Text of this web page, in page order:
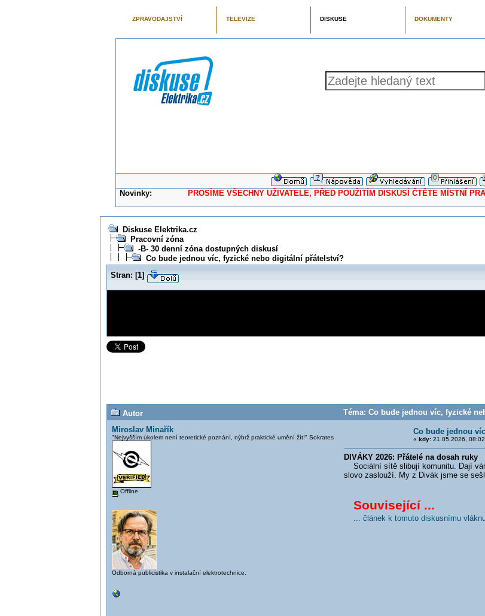
ZPRAVODAJSTVÍ TELEVIZE DISKUSE DOKUMENTY
Novinky: PROSÍME VŠECHNY UŽIVATELE, PŘED POUŽITÍM DISKUSÍ ČTĚTE MÍSTNÍ
Diskuse Elektrika.cz
Pracovní zóna
-B- 30 denní zóna dostupných diskusí
Co bude jednou víc, fyzické nebo digitální přátelství?
Stran: [1]
Autor
Téma: Co bude jednou víc, fyzické
Miroslav Minařík
"Nejvyšším úkolem není teoretické poznání, nýbrž praktické umění žít!" Sokrates
Offline
Odborná publicistika v instalační elektrotechnice.
Co bude jednou
« kdy: 21.05.2026,
DIVÁKY 2026: Přátelé na dosah ruky
Sociální sítě slibují komunitu. Dají
slovo zaslouží. My z Divák jsme se
Související ...
... článek k tomuto diskusnímu